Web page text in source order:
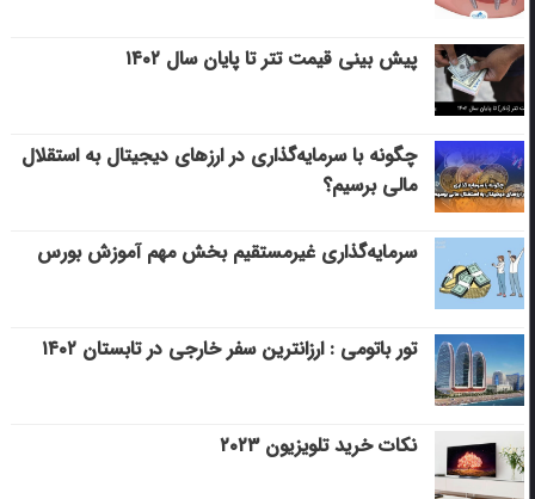
پیش بینی قیمت تتر تا پایان سال ۱۴۰۲
چگونه با سرمایه‌گذاری در ارزهای دیجیتال به استقلال
مالی برسیم؟
سرمایه‌گذاری غیرمستقیم بخش مهم آموزش بورس
تور باتومی : ارزانترین سفر خارجی در تابستان ۱۴۰۲
نکات خرید تلویزیون ۲۰۲۳